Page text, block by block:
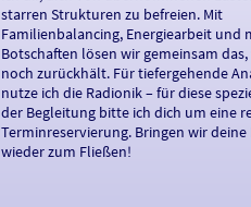
starren Strukturen zu befreien. Mit
Familienbalancing, Energiearbeit und
Botschaften lösen wir gemeinsam das,
noch zurückhält. Für tiefergehende
nutze ich die Radionik – für diese
der Begleitung bitte ich dich um eine
Terminreservierung. Bringen wir deine
wieder zum Fließen!